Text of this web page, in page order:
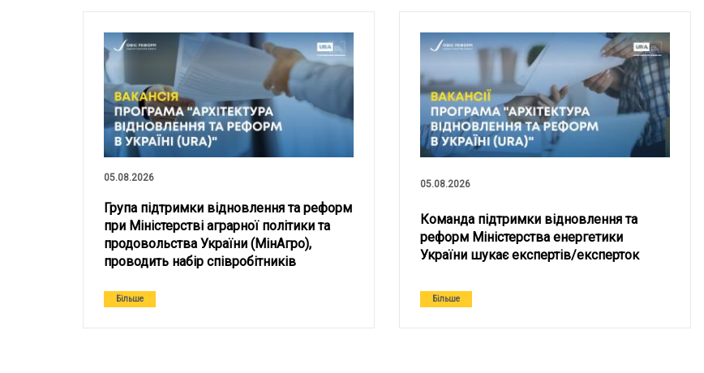
05.08.2026
Група підтримки відновлення та реформ
при Міністерстві аграрної політики та
продовольства України (МінАгро),
проводить набір співробітників
Більше
05.08.2026
Команда підтримки відновлення та
реформ Міністерства енергетики
України шукає експертів/експерток
Більше